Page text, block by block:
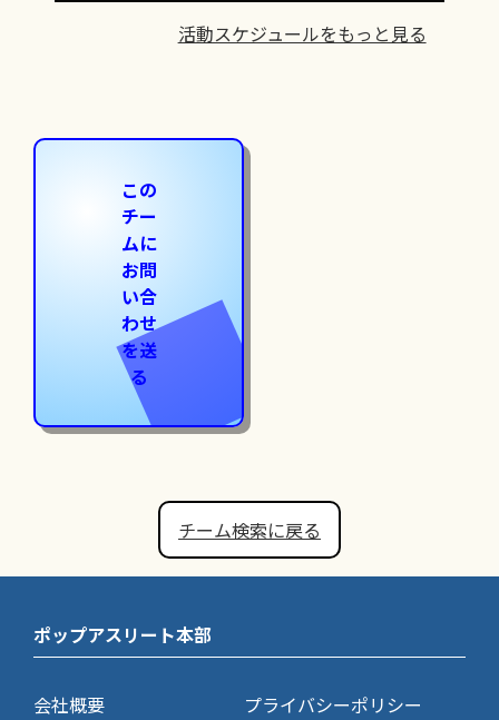
活動スケジュールをもっと見る
この
チー
ムに
お問
い合
わせ
を送
る
チーム検索に戻る
ポップアスリート本部
会社概要
プライバシーポリシー